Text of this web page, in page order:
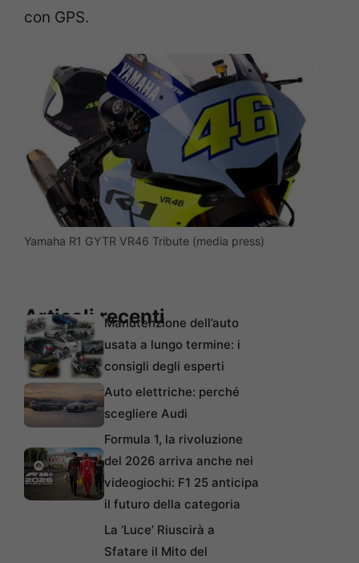
con GPS.
Yamaha R1 GYTR VR46 Tribute (media press)
Articoli recentiManutenzione dell’auto
usata a lungo termine: i
consigli degli esperti
Auto elettriche: perché
scegliere Audi
Formula 1, la rivoluzione
del 2026 arriva anche nei
videogiochi: F1 25 anticipa
il futuro della categoria
La ‘Luce’ Riuscirà a
Sfatare il Mito del